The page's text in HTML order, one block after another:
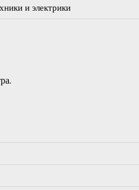
и электрики